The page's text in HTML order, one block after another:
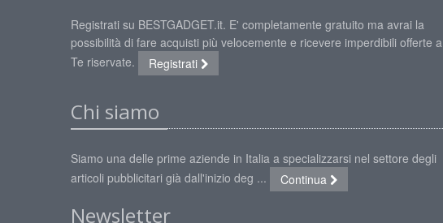
Registrati su BESTGADGET.it. E' completamente gratuito ma avrai la
possibilità di fare acquisti più velocemente e ricevere imperdibili offerte a
Te riservate.
Registrati
Chi siamo
Siamo una delle prime aziende in Italia a specializzarsi nel settore degli
articoli pubblicitari già dall'inizio deg ...
Continua
Newsletter